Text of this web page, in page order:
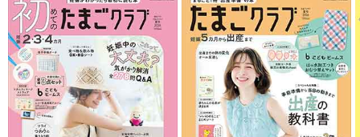
家族でタイ旅行へ。年齢が近い二女と。
直巨さん家族と遠慮がない関係になるのに少し時間がかかった小
春さんですが、「血のつながりがなくても家族なんだ」と小春さ
んが感じられるようになったころ、今度は里子としての別の制限
にとまどうことになります。